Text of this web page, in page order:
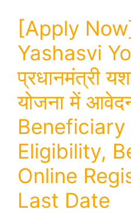
[Apply
Yashasvi
प्रधानमंत्री
योजना में
Beneficiary
Eligibility,
Online
Last Date